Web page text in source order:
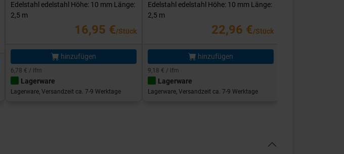
Edelstahl edelstahl Höhe: 10 mm Länge:
2,5 m
16,95 €/Stück
hinzufügen
6,78 € / lfm
Lagerware
Lagerware, Versandzeit ca. 7-9 Werktage
Edelstahl edelstahl Höhe: 10 mm Länge:
2,5 m
22,96 €/Stück
hinzufügen
9,18 € / lfm
Lagerware
Lagerware, Versandzeit ca. 7-9 Werktage